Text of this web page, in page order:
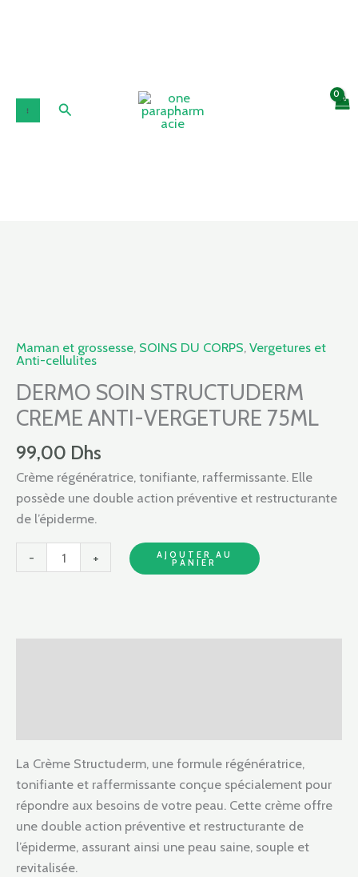
Rechercher
Maman et grossesse, SOINS DU CORPS, Vergetures et
Anti-cellulites
DERMO SOIN STRUCTUDERM
CREME ANTI-VERGETURE 75ML
99,00 Dhs
Crème régénératrice, tonifiante, raffermissante. Elle
possède une double action préventive et restructurante
de l’épiderme.
-
SOIN
STRUCTUDERM
CREME
ANTI-
VERGETURE
75ML
+ AJOUTER AU
PANIER
La Crème Structuderm, une formule régénératrice,
tonifiante et raffermissante conçue spécialement pour
répondre aux besoins de votre peau. Cette crème offre
une double action préventive et restructurante de
l’épiderme, assurant ainsi une peau saine, souple et
revitalisée.